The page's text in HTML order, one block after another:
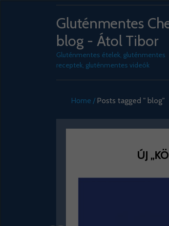
Gluténmentes
blog - Átol Tibor
Gluténmentes ételek, gluténmentes
receptek, gluténmentes videók
Home Posts tagged " blog"
ÚJ